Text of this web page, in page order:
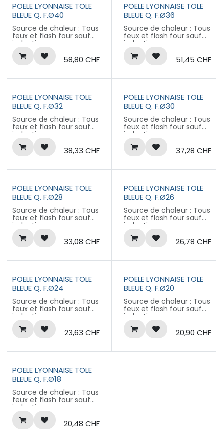
POELE LYONNAISE TOLE
BLEUE Q. F.Ø40
Source de chaleur : Tous
feux et flash four sauf
induction
Matière : ACIER BLEUI
Non compatible
Induction
Collection LA LYONNAISE
58,80 CHF
POELE LYONNAISE TOLE
BLEUE Q. F.Ø36
Source de chaleur : Tous
feux et flash four sauf
induction
Matière : ACIER BLEUI
Non compatible
Induction
Collection LA LYONNAISE
51,45 CHF
POELE LYONNAISE TOLE
BLEUE Q. F.Ø32
Source de chaleur : Tous
feux et flash four sauf
induction
Matière : ACIER BLEUI
Non compatible
Induction
Collection LA LYONNAISE
38,33 CHF
POELE LYONNAISE TOLE
BLEUE Q. F.Ø30
Source de chaleur : Tous
feux et flash four sauf
induction
Matière : ACIER BLEUI
Non compatible
Induction
Collection LA LYONNAISE
37,28 CHF
POELE LYONNAISE TOLE
BLEUE Q. F.Ø28
Source de chaleur : Tous
feux et flash four sauf
induction
Matière : ACIER BLEUI
Non compatible
Induction
Collection LA LYONNAISE
33,08 CHF
POELE LYONNAISE TOLE
BLEUE Q. F.Ø26
Source de chaleur : Tous
feux et flash four sauf
induction
Matière : ACIER BLEUI
Non compatible
Induction
Collection LA LYONNAISE
26,78 CHF
POELE LYONNAISE TOLE
BLEUE Q. F.Ø24
Source de chaleur : Tous
feux et flash four sauf
induction
Matière : ACIER BLEUI
Non compatible
Induction
Collection LA LYONNAISE
23,63 CHF
POELE LYONNAISE TOLE
BLEUE Q. F.Ø20
Source de chaleur : Tous
feux et flash four sauf
induction
Matière : ACIER BLEUI
Non compatible
Induction
Collection LA LYONNAISE
20,90 CHF
POELE LYONNAISE TOLE
BLEUE Q. F.Ø18
Source de chaleur : Tous
feux et flash four sauf
induction
Matière : ACIER BLEUI
Non compatible
Induction
20,48 CHF